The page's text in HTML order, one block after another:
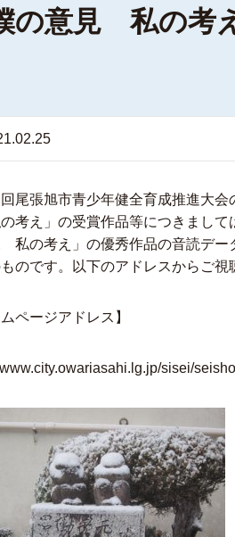
の意見 私の考
尾張旭市青少年健全育成推進大
考え」の受賞作品等につきまして
私の考え」の優秀作品の音読デー
ものです。以下のアドレスからご視
ムページアドレス】
sisei/